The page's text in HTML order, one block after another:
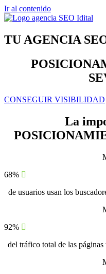
Ir al contenido
TU AGENCIA
CONSEGUIR VISIBILIDAD
La
68%
de usuarios usan los
92%
del tráfico total de las